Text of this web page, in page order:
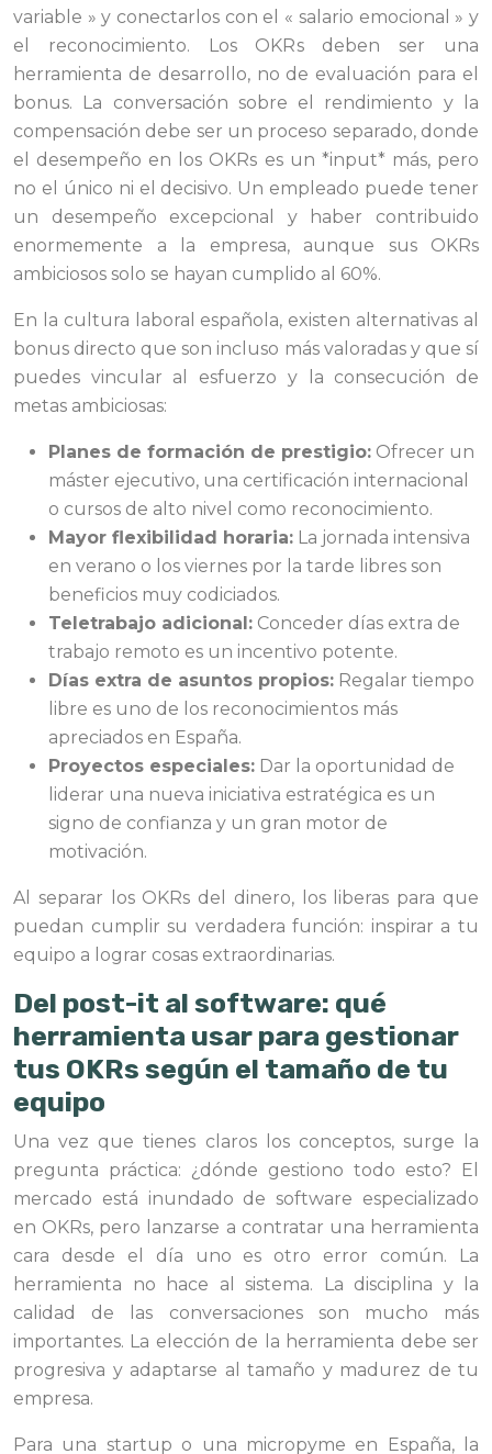
variable » y conectarlos con el « salario emocional » y
el reconocimiento. Los OKRs deben ser una
herramienta de desarrollo, no de evaluación para el
bonus. La conversación sobre el rendimiento y la
compensación debe ser un proceso separado, donde
el desempeño en los OKRs es un *input* más, pero
no el único ni el decisivo. Un empleado puede tener
un desempeño excepcional y haber contribuido
enormemente a la empresa, aunque sus OKRs
ambiciosos solo se hayan cumplido al 60%.
En la cultura laboral española, existen alternativas al
bonus directo que son incluso más valoradas y que sí
puedes vincular al esfuerzo y la consecución de
metas ambiciosas:
Planes de formación de prestigio: Ofrecer un
máster ejecutivo, una certificación internacional
o cursos de alto nivel como reconocimiento.
Mayor flexibilidad horaria: La jornada intensiva
en verano o los viernes por la tarde libres son
beneficios muy codiciados.
Teletrabajo adicional: Conceder días extra de
trabajo remoto es un incentivo potente.
Días extra de asuntos propios: Regalar tiempo
libre es uno de los reconocimientos más
apreciados en España.
Proyectos especiales: Dar la oportunidad de
liderar una nueva iniciativa estratégica es un
signo de confianza y un gran motor de
motivación.
Al separar los OKRs del dinero, los liberas para que
puedan cumplir su verdadera función: inspirar a tu
equipo a lograr cosas extraordinarias.
Del post-it al software: qué
herramienta usar para gestionar
tus OKRs según el tamaño de tu
equipo
Una vez que tienes claros los conceptos, surge la
pregunta práctica: ¿dónde gestiono todo esto? El
mercado está inundado de software especializado
en OKRs, pero lanzarse a contratar una herramienta
cara desde el día uno es otro error común. La
herramienta no hace al sistema. La disciplina y la
calidad de las conversaciones son mucho más
importantes. La elección de la herramienta debe ser
progresiva y adaptarse al tamaño y madurez de tu
empresa.
Para una startup o una micropyme en España, la